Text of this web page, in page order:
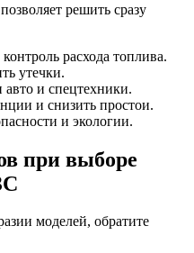
решить сразу
расхода топлива.
утечки.
авто и спецтехники.
и снизить простои.
и экологии.
при выборе
моделей, обратите